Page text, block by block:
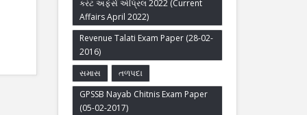
કરંટ અફેર્સ એપ્રિલ 2022 (Current
Affairs April 2022)
Revenue Talati Exam Paper (28-02-
2016)
સમાસ
તળપદા
GPSSB Nayab Chitnis Exam Paper
(05-02-2017)